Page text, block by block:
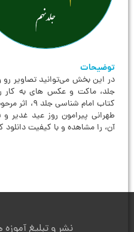
توضیحات
در این بخش می‌توانید تصاویر
جلد، ماکت و عکس های به کار
کتاب امام شناسی جلد
طهرانی پیرامون روز عید غدیر
آن، را مشاهده و با کیفیت دانلود